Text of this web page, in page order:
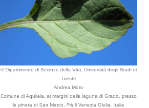
© Dipartimento di Scienze della Vita, Università degli Studi di
Trieste
Andrea Moro
Comune di Aquileia, ai margini della laguna di Grado, presso
la pineta di San Marco, Friuli Venezia Giulia, Italia